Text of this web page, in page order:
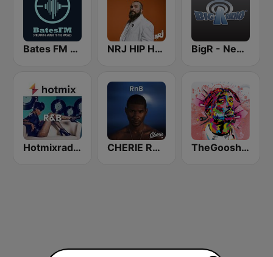
Bates FM - R&B NRJ HIP HOP RNB HITS BigR - New R&B Hits
Hotmixradio R&B CHERIE RNB TheGoosh Radio - R&B